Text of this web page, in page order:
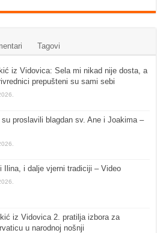
Tagovi
iz Vidovica: Sela mi nikad nije dosta, a
prepušteni su sami sebi
su proslavili blagdan sv. Ane i Joakima –
Ilina, i dalje vjerni tradiciji – Video
iz Vidovica 2. pratilja izbora za
u narodnoj nošnji